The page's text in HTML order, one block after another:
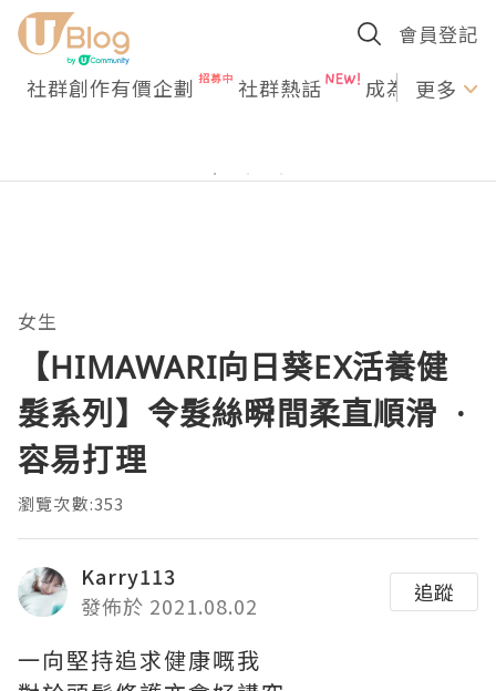
會員登記
社群創作有價企劃 社群熱話 成為U更多
女生
【HIMAWARI向日葵EX活養健
髮系列】令髮絲𣊬間柔直順滑 ·
容易打理
瀏覽次數:353
Karry113
發佈於 2021.08.02
追蹤
一向堅持追求健康嘅我